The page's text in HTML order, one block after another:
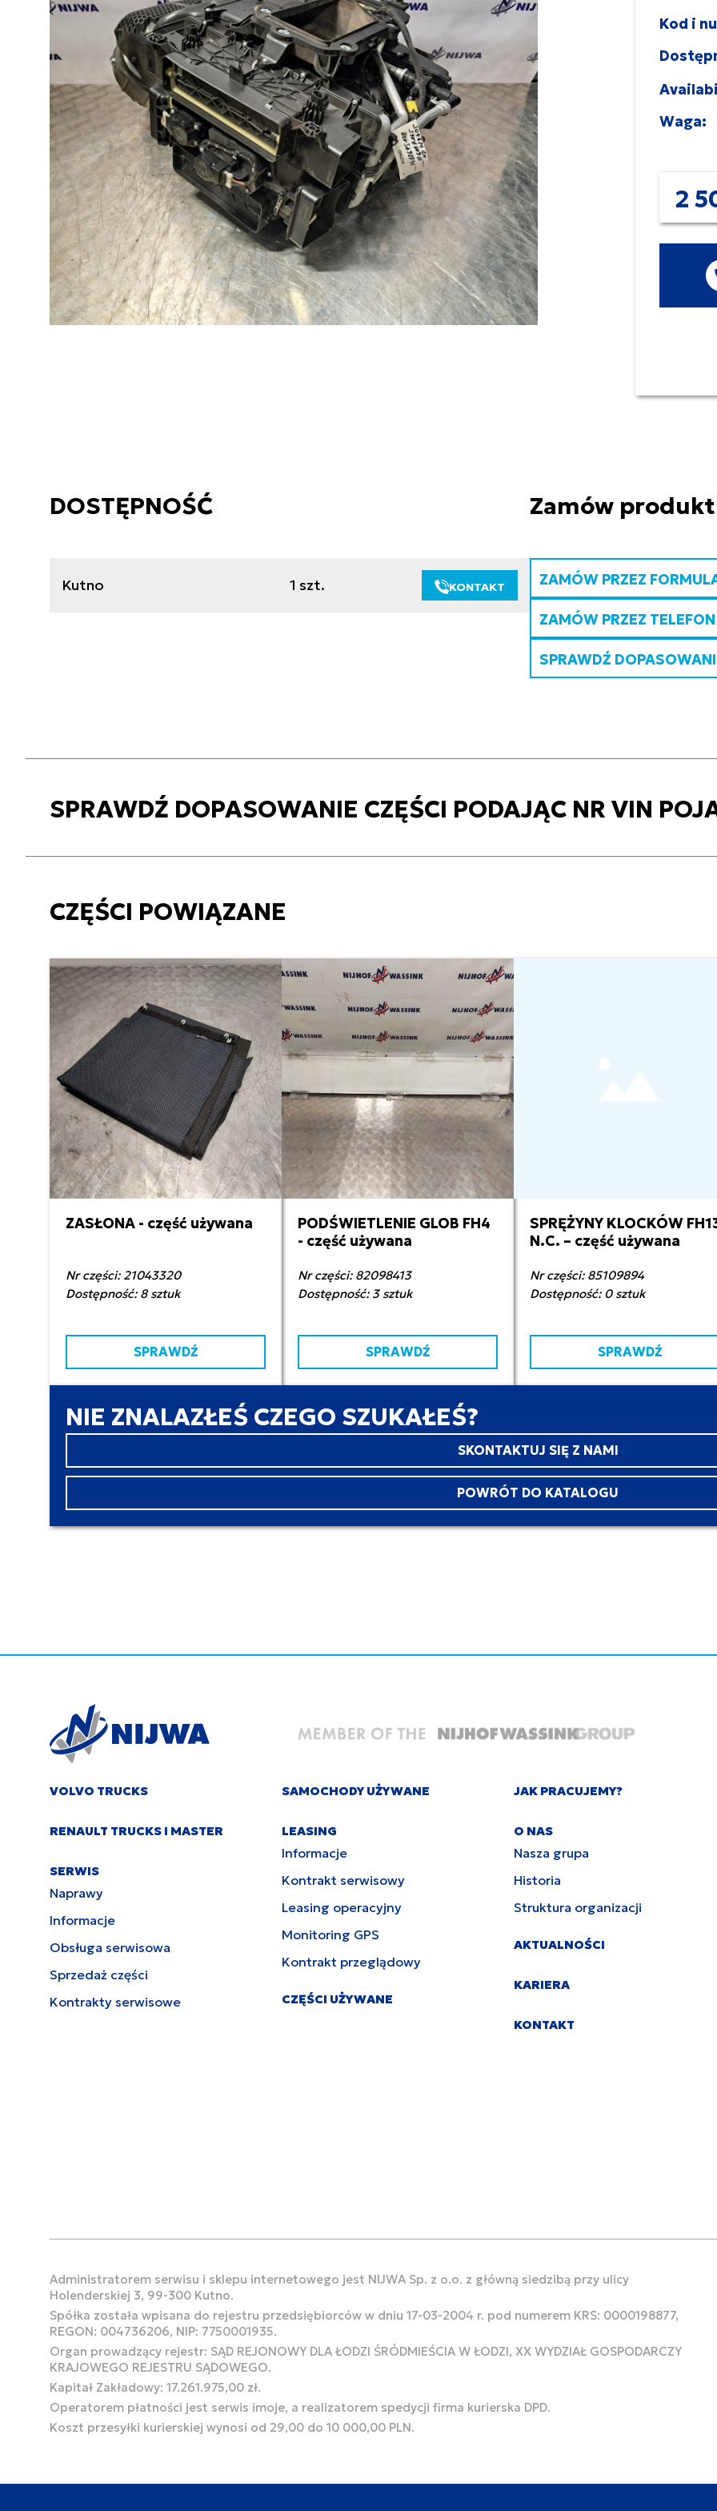
Kod i
Waga:
2
DOSTĘPNOŚĆ
Kutno 1 szt. KONTAKT
Zamów produkt
ZAMÓW PRZEZ
ZAMÓW PRZEZ TELEFON
SPRAWDŹ
SPRAWDŹ DOPASOWANIE CZĘŚCI PODAJĄC NR VIN
CZĘŚCI POWIĄZANE
200,00 zł netto
ZASŁONA - część używana
Nr części: 21043320
Dostępność: 8 sztuk
SPRAWDŹ
1 000,00 zł netto
PODŚWIETLENIE GLOB FH4
- część używana
Nr części: 82098413
Dostępność: 3 sztuk
SPRAWDŹ
9,00 zł netto
SPRĘŻYNY KLOCKÓW
N.C. – część używana
Nr części: 85109894
Dostępność: 0 sztuk
SPRAWDŹ
NIE ZNALAZŁEŚ CZEGO SZUKAŁEŚ?
SKONTAKTUJ SIĘ Z NAMI
POWRÓT DO KATALOGU
VOLVO TRUCKS
RENAULT TRUCKS I MASTER
SERWIS
Naprawy
Informacje
Obsługa serwisowa
Sprzedaż części
Kontrakty serwisowe
SAMOCHODY UŻYWANE
LEASING
Informacje
Kontrakt serwisowy
Leasing operacyjny
Monitoring GPS
Kontrakt przeglądowy
CZĘŚCI UŻYWANE
JAK PRACUJEMY?
O NAS
Nasza grupa
Historia
Struktura organizacji
AKTUALNOŚCI
KARIERA
KONTAKT
Administratorem serwisu i sklepu internetowego jest NIJWA Sp. z o.o. z główną siedzibą przy ulicy
Holenderskiej 3, 99-300 Kutno.
Spółka została wpisana do rejestru przedsiębiorców w dniu 17-03-2004 r. pod numerem KRS: 0000198877,
REGON: 004736206, NIP: 7750001935.
Organ prowadzący rejestr: SĄD REJONOWY DLA ŁODZI ŚRÓDMIEŚCIA W ŁODZI, XX WYDZIAŁ GOSPODARCZY
KRAJOWEGO REJESTRU SĄDOWEGO.
Kapitał Zakładowy: 17.261.975,00 zł.
Operatorem płatności jest serwis imoje, a realizatorem spedycji firma kurierska DPD.
Koszt przesyłki kurierskiej wynosi od 29,00 do 10 000,00 PLN.